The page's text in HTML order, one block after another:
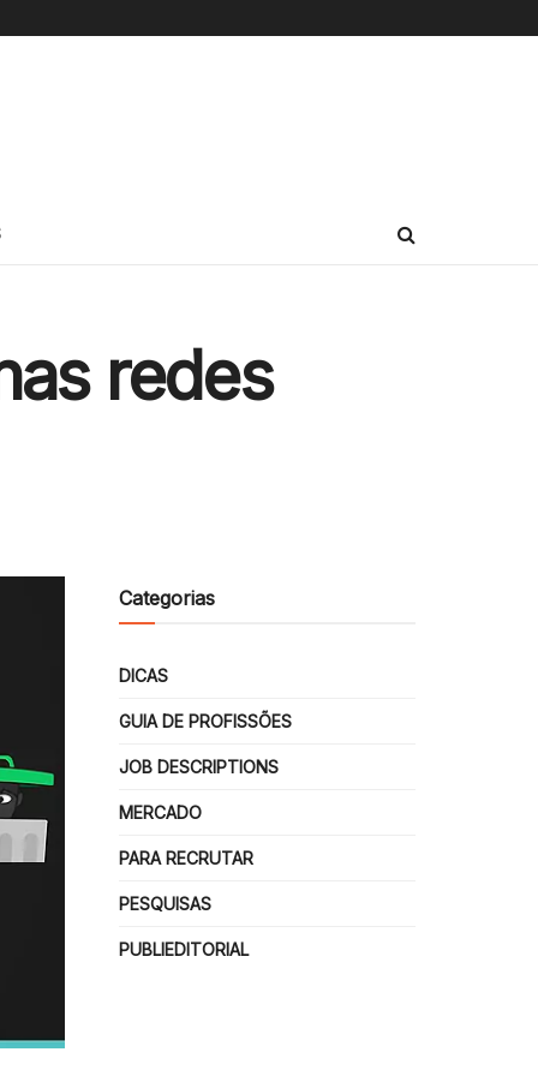
redes
Categorias
DICAS
GUIA DE PROFISSÕES
JOB DESCRIPTIONS
MERCADO
PARA RECRUTAR
PESQUISAS
PUBLIEDITORIAL